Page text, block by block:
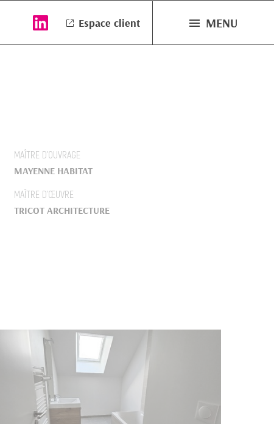
Espace client MENU
MAÎTRE D’OUVRAGE
MAYENNE HABITAT
MAÎTRE D’ŒUVRE
TRICOT ARCHITECTURE